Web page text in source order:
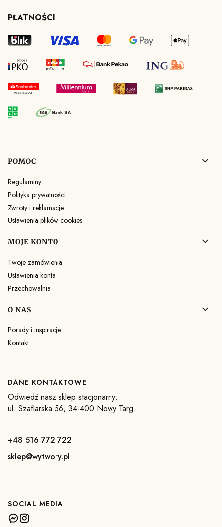
PŁATNOŚCI
Linki w stopce
POMOC
Regulaminy
Polityka prywatności
Zwroty i reklamacje
Ustawienia plików cookies
MOJE KONTO
Twoje zamówienia
Ustawienia konta
Przechowalnia
O NAS
Porady i inspiracje
Kontakt
DANE KONTAKTOWE
Odwiedź nasz sklep stacjonarny:
ul. Szaflarska 56, 34-400 Nowy Targ
+48 516 772 722
sklep@wytwory.pl
SOCIAL MEDIA